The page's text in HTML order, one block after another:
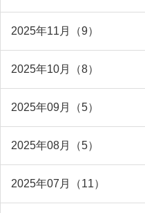
2025年11月（9）
2025年10月（8）
2025年09月（5）
2025年08月（5）
2025年07月（11）